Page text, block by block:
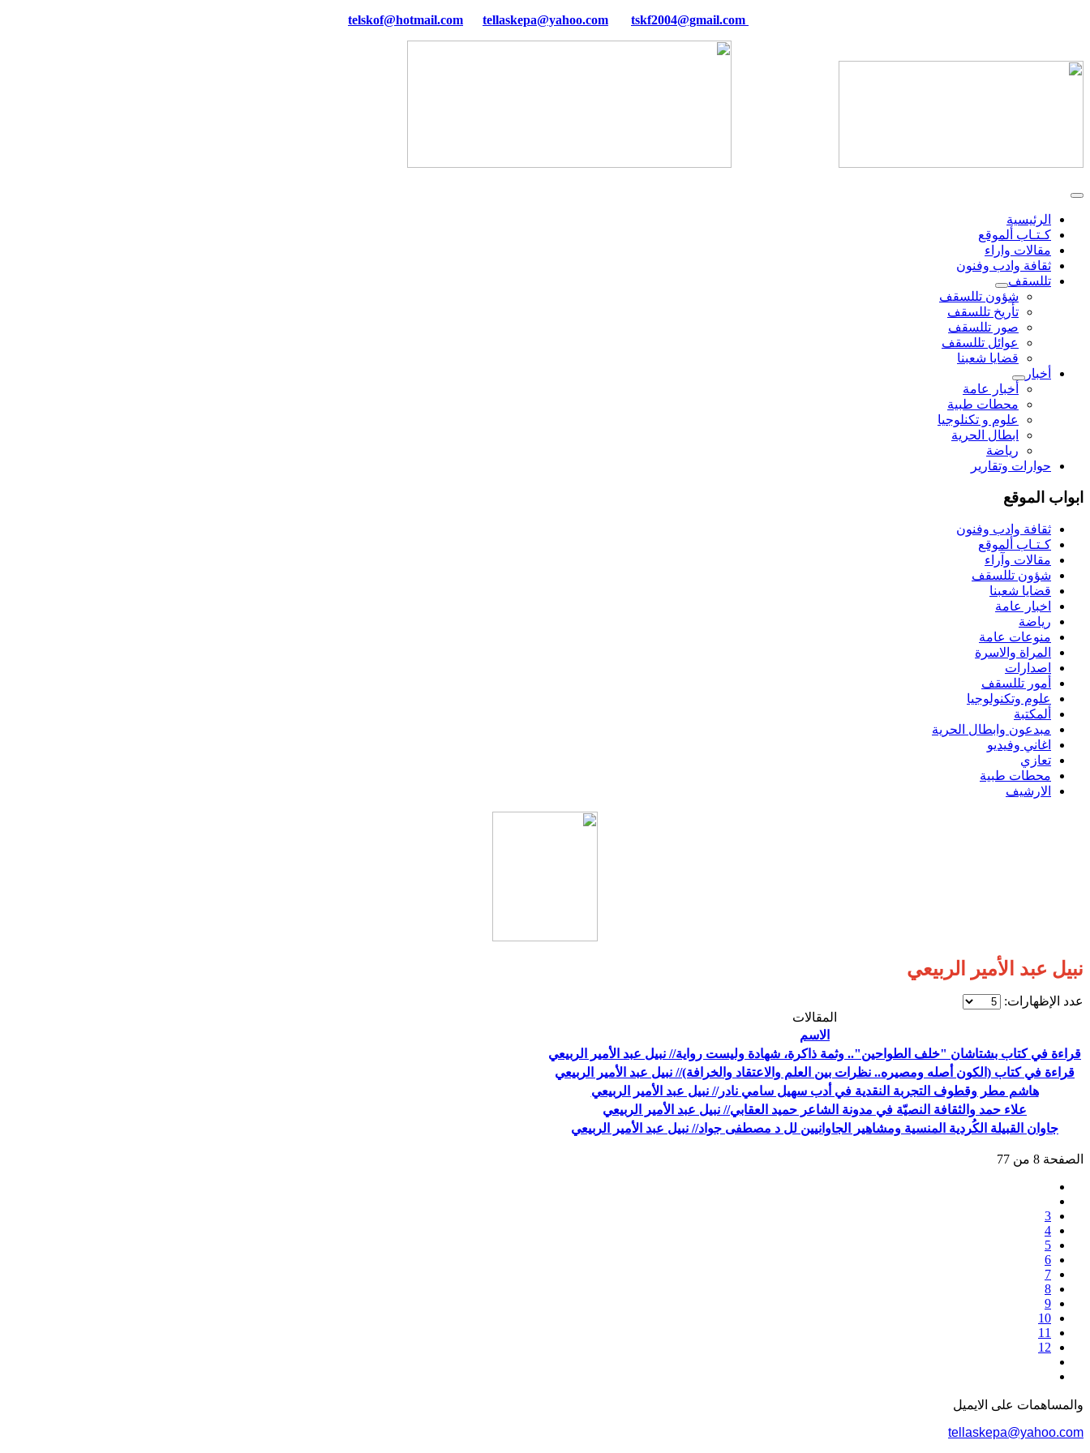
tellaskepa@yahoo.com tskf2004@gmail.com
الرئيسية
كـتـاب ألموقع
مقالات واراء
ثقافة وادب وفنون
تللسقف
شؤون تللسقف
تأريخ تللسقف
صور تللسقف
عوائل تللسقف
قضايا شعبنا
أخبار
أخبار عامة
محطات طبية
علوم و تکنلوجیا
ابطال الحرية
رياضة
حوارات وتقارير
ابواب الموقع
ثقافة وادب وفنون
كـتـاب ألموقع
مقالات وآراء
شؤون تللسقف
قضايا شعبنا
اخبار عامة
رياضة
منوعات عامة
المراة والاسرة
اصدارات
أمور تللسقف
علوم وتكنولوجيا
ألمكتبة
مبدعون وابطال الحرية
اغاني وفيديو
تعازي
محطات طبية
الارشيف
نبيل عبد الأمير الربيعي
عدد الإظهارات:
المقالات
الاسم
قراءة في كتاب بشتاشان "خلف الطواحين".. وثمة ذاكرة، شهادة وليست رواية// نبيل عبد الأمير الربيعي
قراءة في كتاب (الكون أصله ومصيره.. نظرات بين العلم والاعتقاد والخرافة)// نبيل عبد الأمير الربيعي
هاشم مطر وقطوف التجربة النقدية في أدب سهيل سامي نادر// نبيل عبد الأمير الربيعي
علاء حمد والثقافة النصيّة في مدونة الشاعر حميد العقابي// نبيل عبد الأمير الربيعي
جاوان القبيلة الكُردية المنسية ومشاهير الجاوانيين لل د مصطفى جواد// نبيل عبد الأمير الربيعي
الصفحة 8 من 77
3
4
5
6
7
8
9
10
11
12
والمساهمات علی الایمیل
tellaskepa@yahoo.com